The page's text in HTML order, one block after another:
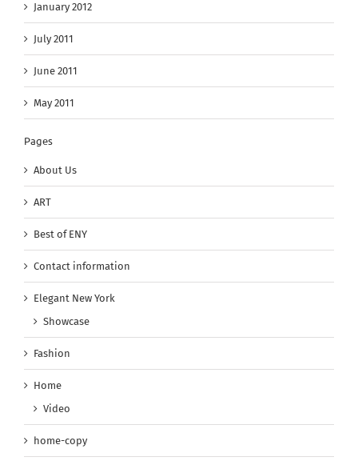
January 2012
July 2011
June 2011
May 2011
Pages
About Us
ART
Best of ENY
Contact information
Elegant New York
Showcase
Fashion
Home
Video
home-copy